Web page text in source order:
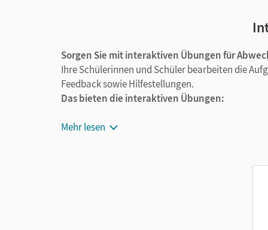
Sorgen Sie mit interaktiven Übungen für
Ihre Schülerinnen und Schüler bearbeiten die
Feedback sowie Hilfestellungen.
Das bieten die interaktiven Übungen:
Ca. 200 Aufgabenpäckchen mit je 6
Jede/-r trainiert auf dem Niveau, das dem
Schüler/-innen der Klasse digital und
Mehr lesen